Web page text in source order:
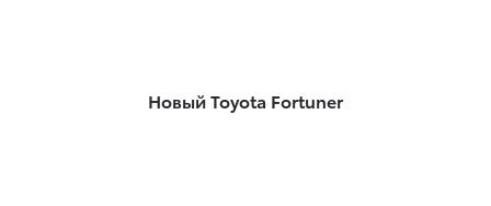
Новый Toyota Fortuner